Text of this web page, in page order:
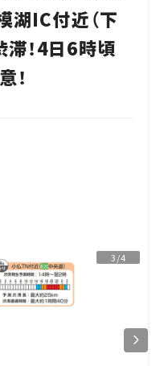
湖IC付近（下
！4日6時頃
！
3/4